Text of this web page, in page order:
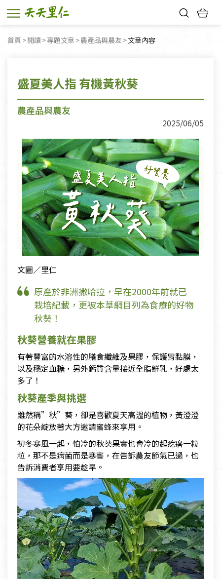
首頁 閱讀 專題文章 農產品與農友 目前頁面：
文章內容
盛夏美人指 有機黃秋葵
農產品與農友
2025/06/05
文圖／里仁
原產於非洲撒哈拉，早在2000年前就已
栽培紀載，更被本草綱目列為食療的好物
秋葵！
秋葵營養就在果膠
有著豐富的水溶性的膳食纖維及果膠，保護胃黏膜，
以及穩定血糖，另外鈣質含量接近全脂鮮乳，好處太
多了！
秋葵產季與挑選
雖然稱”秋”葵，卻是喜歡夏天高溫的植物，黃澄澄
的花朵綻放著大方邀請蜜蜂來享用。
初冬寒風一起，怕冷的秋葵果實也會冷的起疙瘩一粒
粒，那不是病菌而是寒害，在告訴農友節氣已過，也
告訴消費者享用要趁早。